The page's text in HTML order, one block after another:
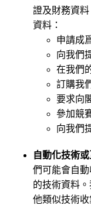
證及財務資
資料：
申請成
向我們
在我們
訂購我
要求向
參加競
向我們
自動化技術或
們可能會自
的技術資料
他類似技術